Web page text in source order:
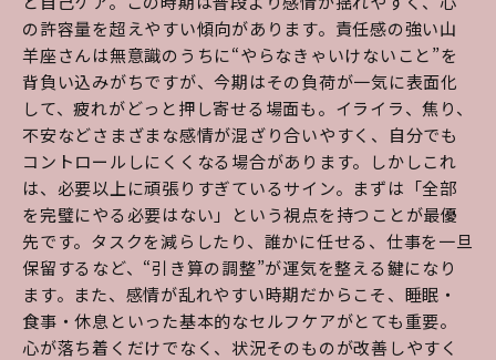
の許容量を超えやすい傾向があります。責任感の強い山
羊座さんは無意識のうちに“やらなきゃいけないこと”を
背負い込みがちですが、今期はその負荷が一気に表面化
して、疲れがどっと押し寄せる場面も。イライラ、焦り、
不安などさまざまな感情が混ざり合いやすく、自分でも
コントロールしにくくなる場合があります。しかしこれ
は、必要以上に頑張りすぎているサイン。まずは「全部
を完璧にやる必要はない」という視点を持つことが最優
先です。タスクを減らしたり、誰かに任せる、仕事を一旦
保留するなど、“引き算の調整”が運気を整える鍵になり
ます。また、感情が乱れやすい時期だからこそ、睡眠・
食事・休息といった基本的なセルフケアがとても重要。
心が落ち着くだけでなく、状況そのものが改善しやすく